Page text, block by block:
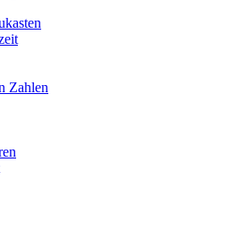
Zahlen